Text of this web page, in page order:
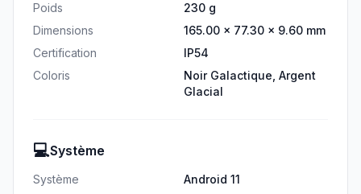
Poids
230 g
Dimensions
165.00 × 77.30 × 9.60 mm
Certification
IP54
Coloris
Noir Galactique, Argent
Glacial
💻Système
Système
Android 11